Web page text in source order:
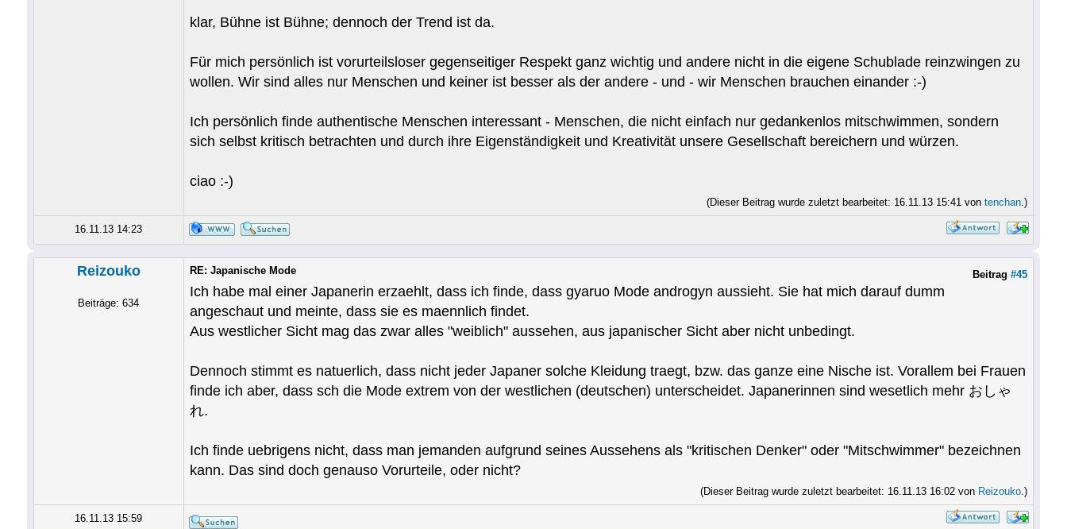
klar, Bühne ist Bühne; dennoch der Trend ist da.
Für mich persönlich ist vorurteilsloser gegenseitiger Respekt ganz wichtig und andere nicht in die eigene Schublade reinzwingen zu
wollen. Wir sind alles nur Menschen und keiner ist besser als der andere - und - wir Menschen brauchen einander :-)
Ich persönlich finde authentische Menschen interessant - Menschen, die nicht einfach nur gedankenlos mitschwimmen, sondern
sich selbst kritisch betrachten und durch ihre Eigenständigkeit und Kreativität unsere Gesellschaft bereichern und würzen.
ciao :-)
(Dieser Beitrag wurde zuletzt bearbeitet: 16.11.13 15:41 von tenchan.)
16.11.13 14:23
Reizouko
Beiträge: 634
Beitrag #45
RE: Japanische Mode
Ich habe mal einer Japanerin erzaehlt, dass ich finde, dass gyaruo Mode androgyn aussieht. Sie hat mich darauf dumm
angeschaut und meinte, dass sie es maennlich findet.
Aus westlicher Sicht mag das zwar alles "weiblich" aussehen, aus japanischer Sicht aber nicht unbedingt.
Dennoch stimmt es natuerlich, dass nicht jeder Japaner solche Kleidung traegt, bzw. das ganze eine Nische ist. Vorallem bei Frauen
finde ich aber, dass sch die Mode extrem von der westlichen (deutschen) unterscheidet. Japanerinnen sind wesetlich mehr おしゃ
れ.
Ich finde uebrigens nicht, dass man jemanden aufgrund seines Aussehens als "kritischen Denker" oder "Mitschwimmer" bezeichnen
kann. Das sind doch genauso Vorurteile, oder nicht?
(Dieser Beitrag wurde zuletzt bearbeitet: 16.11.13 16:02 von Reizouko.)
16.11.13 15:59